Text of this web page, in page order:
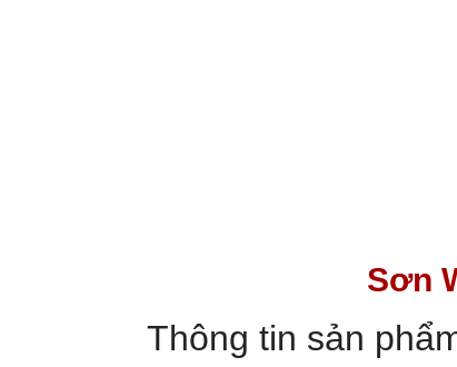
Sơn
Thông tin sản